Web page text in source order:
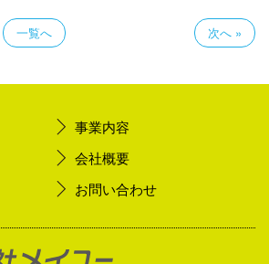
一覧へ 次へ »
事業内容
会社概要
お問い合わせ